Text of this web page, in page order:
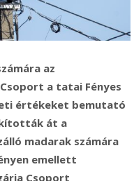
az
a tatai Fényes
értékeket bemutató
át a
madarak számára
emellett
Csoport